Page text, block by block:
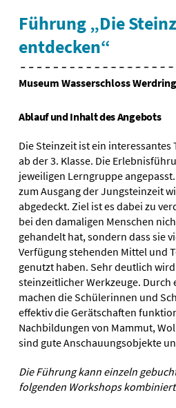
Führung „Die
entdecken“
Museum Wasserschloss
Ablauf und Inhalt des Angebots
Die Steinzeit ist ein
ab der 3. Klasse. Die
jeweiligen Lerngruppe
zum Ausgang der Jungsteinzeit
abgedeckt. Ziel ist es dabei zu
bei den damaligen Menschen
gehandelt hat, sondern dass sie
Verfügung stehenden Mittel und
genutzt haben. Sehr deutlich
steinzeitlicher Werkzeuge. Durch
machen die Schülerinnen und
effektiv die Gerätschaften
Nachbildungen von Mammut,
sind gute Anschauungsobjekte
Die Führung kann einzeln
folgenden Workshops